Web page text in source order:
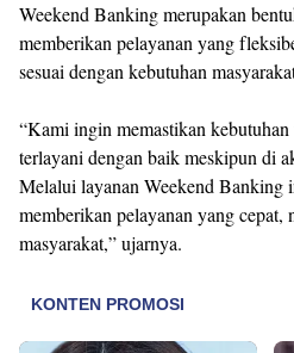
Weekend Banking merupakan
memberikan pelayanan yang
sesuai dengan kebutuhan
“Kami ingin memastikan kebutuhan
terlayani dengan baik meskipun di
Melalui layanan Weekend Banking
memberikan pelayanan yang cepat,
masyarakat,” ujarnya.